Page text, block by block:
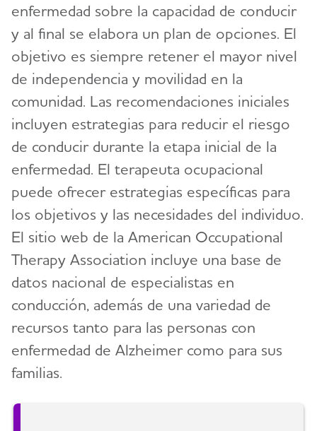
enfermedad sobre la capacidad de conducir
y al final se elabora un plan de opciones. El
objetivo es siempre retener el mayor nivel
de independencia y movilidad en la
comunidad. Las recomendaciones iniciales
incluyen estrategias para reducir el riesgo
de conducir durante la etapa inicial de la
enfermedad. El terapeuta ocupacional
puede ofrecer estrategias específicas para
los objetivos y las necesidades del individuo.
El sitio web de la American Occupational
Therapy Association incluye una base de
datos nacional de especialistas en
conducción, además de una variedad de
recursos tanto para las personas con
enfermedad de Alzheimer como para sus
familias.